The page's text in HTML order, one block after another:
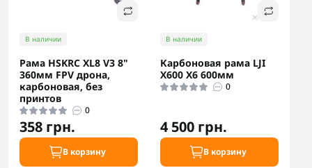
В наличии
Рама HSKRC XL8 V3 8"
360мм FPV дрона,
карбоновая, без
принтов
0
358 грн.
В корзину
В наличии
Карбоновая рама LJI
X600 X6 600мм
0
4 500 грн.
В корзину